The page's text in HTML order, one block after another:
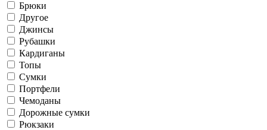
Брюки
Другое
Джинсы
Рубашки
Кардиганы
Топы
Сумки
Портфели
Чемоданы
Дорожные сумки
Рюкзаки